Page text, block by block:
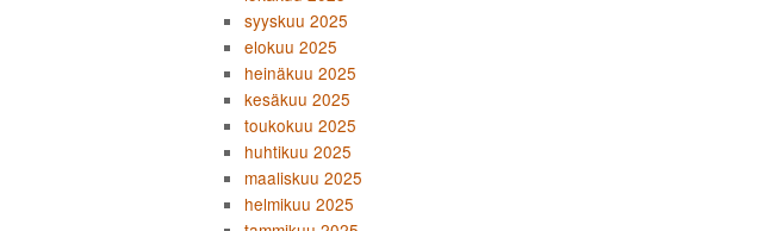
syyskuu 2025
elokuu 2025
heinäkuu 2025
kesäkuu 2025
toukokuu 2025
huhtikuu 2025
maaliskuu 2025
helmikuu 2025